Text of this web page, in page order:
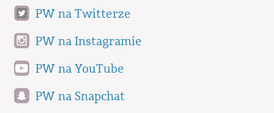
PW na Twitterze
PW na Instagramie
PW na YouTube
PW na Snapchat